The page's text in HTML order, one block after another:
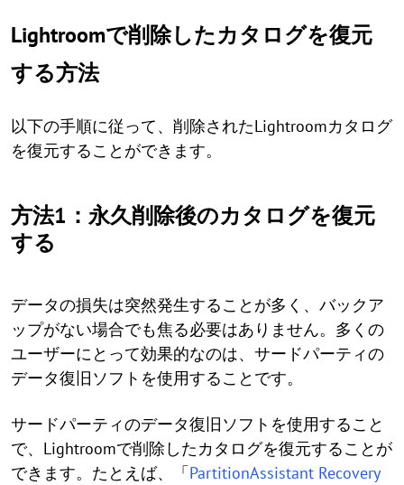
Lightroomで削除したカタログを復元
する方法
以下の手順に従って、削除されたLightroomカタログ
を復元することができます。
方法1：永久削除後のカタログを復元
する
データの損失は突然発生することが多く、バックア
ップがない場合でも焦る必要はありません。多くの
ユーザーにとって効果的なのは、サードパーティの
データ復旧ソフトを使用することです。
サードパーティのデータ復旧ソフトを使用すること
で、Lightroomで削除したカタログを復元することが
できます。たとえば、「PartitionAssistant Recovery